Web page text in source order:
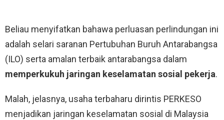
Beliau menyifatkan bahawa perluasan perlindungan ini
adalah selari saranan Pertubuhan Buruh Antarabangsa
(ILO) serta amalan terbaik antarabangsa dalam
memperkukuh jaringan keselamatan sosial pekerja.
Malah, jelasnya, usaha terbaharu dirintis PERKESO
menjadikan jaringan keselamatan sosial di Malaysia